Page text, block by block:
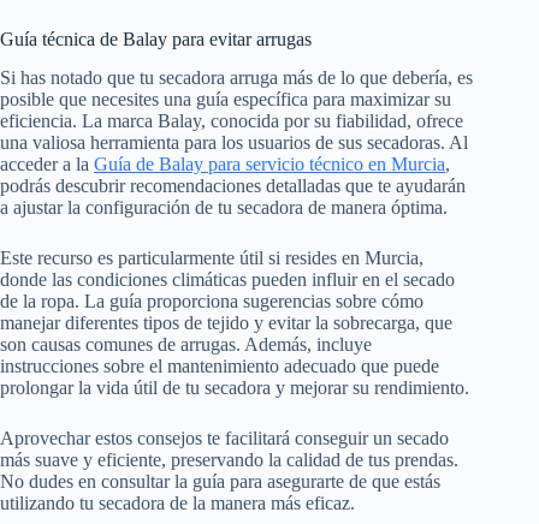
Guía técnica de Balay para evitar arrugas
Si has notado que tu secadora arruga más de lo que debería, es
posible que necesites una guía específica para maximizar su
eficiencia. La marca Balay, conocida por su fiabilidad, ofrece
una valiosa herramienta para los usuarios de sus secadoras. Al
acceder a la Guía de Balay para servicio técnico en Murcia,
podrás descubrir recomendaciones detalladas que te ayudarán
a ajustar la configuración de tu secadora de manera óptima.
Este recurso es particularmente útil si resides en Murcia,
donde las condiciones climáticas pueden influir en el secado
de la ropa. La guía proporciona sugerencias sobre cómo
manejar diferentes tipos de tejido y evitar la sobrecarga, que
son causas comunes de arrugas. Además, incluye
instrucciones sobre el mantenimiento adecuado que puede
prolongar la vida útil de tu secadora y mejorar su rendimiento.
Aprovechar estos consejos te facilitará conseguir un secado
más suave y eficiente, preservando la calidad de tus prendas.
No dudes en consultar la guía para asegurarte de que estás
utilizando tu secadora de la manera más eficaz.